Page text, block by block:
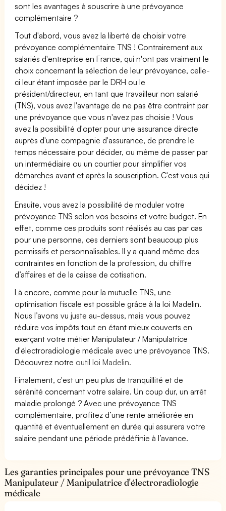
sont les avantages à souscrire à une prévoyance
complémentaire ?
Tout d'abord, vous avez la liberté de choisir votre
prévoyance complémentaire TNS ! Contrairement aux
salariés d'entreprise en France, qui n'ont pas vraiment le
choix concernant la sélection de leur prévoyance, celle-
ci leur étant imposée par le DRH ou le
président/directeur, en tant que travailleur non salarié
(TNS), vous avez l'avantage de ne pas être contraint par
une prévoyance que vous n'avez pas choisie ! Vous
avez la possibilité d'opter pour une assurance directe
auprès d'une compagnie d'assurance, de prendre le
temps nécessaire pour décider, ou même de passer par
un intermédiaire ou un courtier pour simplifier vos
démarches avant et après la souscription. C'est vous qui
décidez !
Ensuite, vous avez la possibilité de moduler votre
prévoyance TNS selon vos besoins et votre budget. En
effet, comme ces produits sont réalisés au cas par cas
pour une personne, ces derniers sont beaucoup plus
permissifs et personnalisables. Il y a quand même des
contraintes en fonction de la profession, du chiffre
d’affaires et de la caisse de cotisation.
Là encore, comme pour la mutuelle TNS, une
optimisation fiscale est possible grâce à la loi Madelin.
Nous l’avons vu juste au-dessus, mais vous pouvez
réduire vos impôts tout en étant mieux couverts en
exerçant votre métier Manipulateur / Manipulatrice
d'électroradiologie médicale avec une prévoyance TNS.
Découvrez notre outil loi Madelin.
Finalement, c'est un peu plus de tranquillité et de
sérénité concernant votre salaire. Un coup dur, un arrêt
maladie prolongé ? Avec une prévoyance TNS
complémentaire, profitez d’une rente améliorée en
quantité et éventuellement en durée qui assurera votre
salaire pendant une période prédéfinie à l’avance.
Les garanties principales pour une prévoyance TNS
Manipulateur / Manipulatrice d'électroradiologie
médicale